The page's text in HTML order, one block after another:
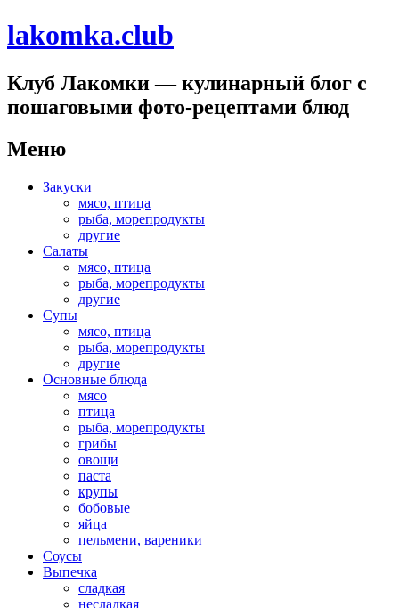
lakomka.club
Клуб Лакомки — кулинарный блог с
пошаговыми фото-рецептами блюд
Меню
Перейти
содержимому
Закуски
мясо, птица
рыба, морепродукты
другие
Салаты
мясо, птица
рыба, морепродукты
другие
Супы
мясо, птица
рыба, морепродукты
другие
Основные блюда
мясо
птица
рыба, морепродукты
грибы
овощи
паста
крупы
бобовые
яйца
пельмени, вареники
Соусы
Выпечка
сладкая
несладкая